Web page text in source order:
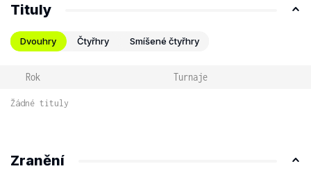
Tituly
Dvouhry Čtyřhry Smíšené čtyřhry
Rok Turnaje
Žádné tituly
Zranění